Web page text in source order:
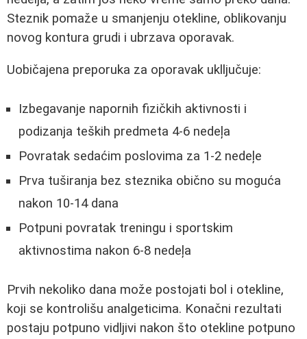
Steznik pomaže u smanjenju otekline, oblikovanju
novog kontura grudi i ubrzava oporavak.
Uobičajena preporuka za oporavak uklljučuje:
Izbegavanje napornih fizičkih aktivnosti i
podizanja teških predmeta 4-6 nedeļa
Povratak sedaćim poslovima za 1-2 nedeļe
Prva tuširanja bez steznika obično su moguća
nakon 10-14 dana
Potpuni povratak treningu i sportskim
aktivnostima nakon 6-8 nedeļa
Prvih nekoliko dana može postojati bol i otekline,
koji se kontrolišu analgeticima. Konačni rezultati
postaju potpuno vidljivi nakon što otekline potpuno